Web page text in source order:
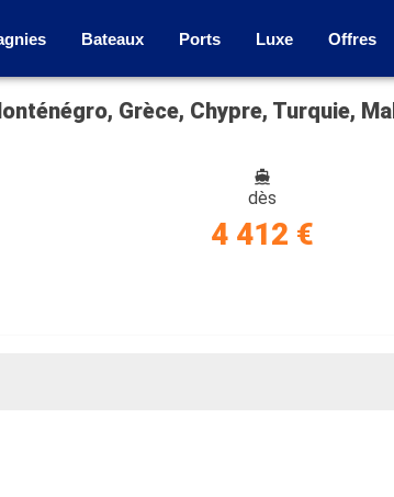
Bateaux Ports Luxe Offres
Grèce, Chypre, Turquie,
dès
4 412 €